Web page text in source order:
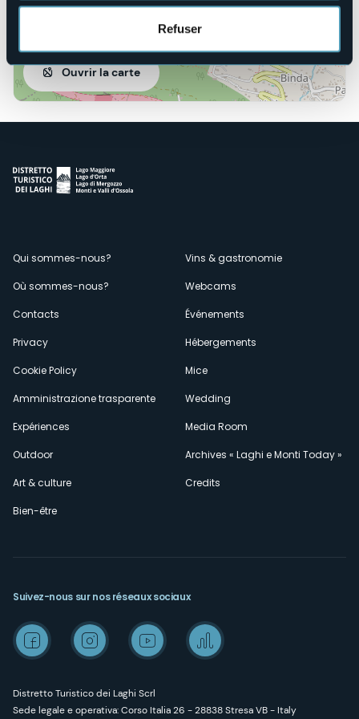
Refuser
Ouvrir la carte
Menù
secondario
Qui sommes-nous?
Où sommes-nous?
Contacts
Privacy
Cookie Policy
Amministrazione trasparente
Expériences
Outdoor
Art & culture
Bien-être
Vins & gastronomie
Webcams
Événements
Hébergements
Mice
Wedding
Media Room
Archives « Laghi e Monti Today »
Credits
Distretto Turistico dei Laghi Scrl
Sede legale e operativa: Corso Italia 26 - 28838 Stresa VB - Italy
Suivez-nous sur nos réseaux sociaux